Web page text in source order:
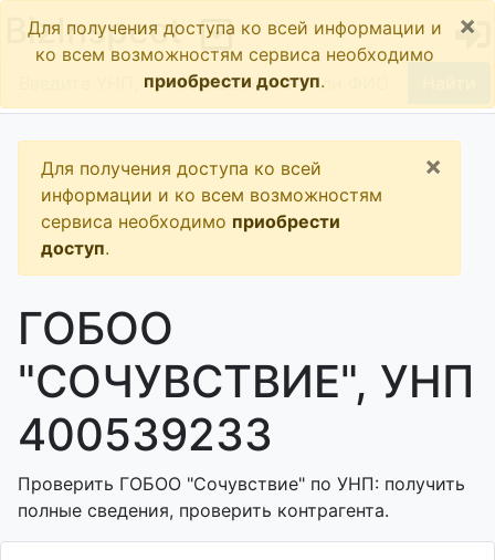
BizInspect
Для получения доступа ко всей информации и
ко всем возможностям сервиса необходимо
приобрести доступ.
×
Для получения доступа ко всей
информации и ко всем возможностям
сервиса необходимо приобрести
доступ.
×
ГОБОО
"СОЧУВСТВИЕ", УНП
400539233
Проверить ГОБОО "Сочувствие" по УНП: получить
полные сведения, проверить контрагента.